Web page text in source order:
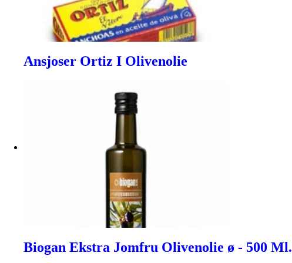
Ansjoser Ortiz I Olivenolie
Biogan Ekstra Jomfru Olivenolie ø - 500 Ml.